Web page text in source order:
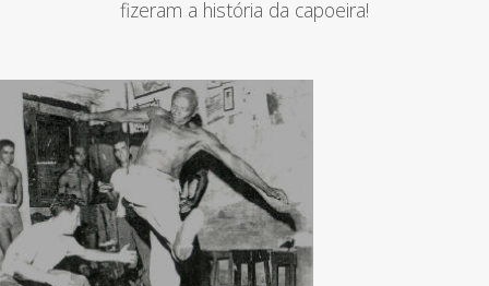
fizeram a história da capoeira!